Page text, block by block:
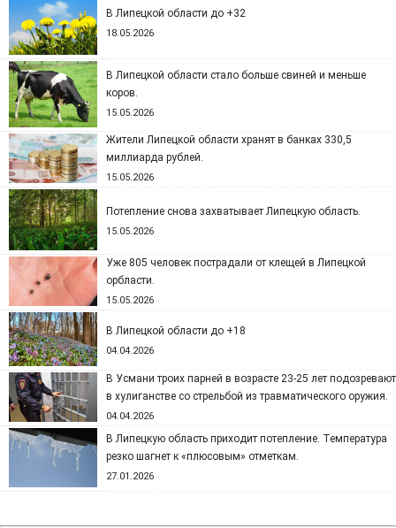
В Липецкой области до +32
18.05.2026
В Липецкой области стало больше свиней и меньше
коров.
15.05.2026
Жители Липецкой области хранят в банках 330,5
миллиарда рублей.
15.05.2026
Потепление снова захватывает Липецкую область.
15.05.2026
Уже 805 человек пострадали от клещей в Липецкой
орбласти.
15.05.2026
В Липецкой области до +18
04.04.2026
В Усмани троих парней в возрасте 23-25 лет подозревают
в хулиганстве со стрельбой из травматического оружия.
04.04.2026
В Липецкую область приходит потепление. Температура
резко шагнет к «плюсовым» отметкам.
27.01.2026